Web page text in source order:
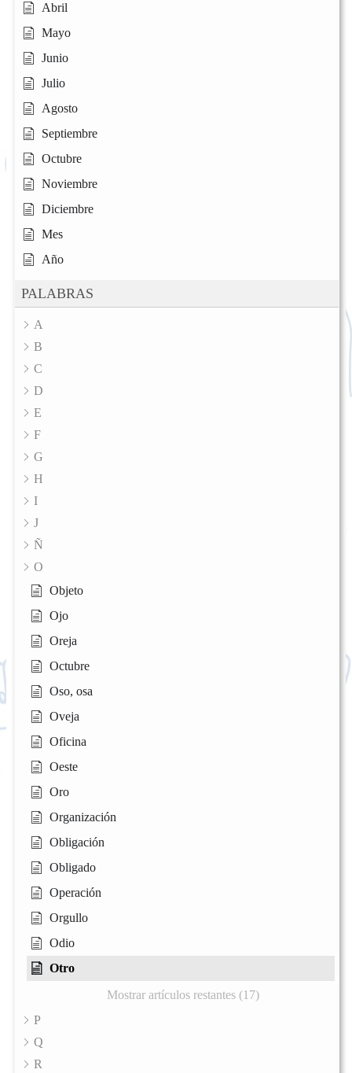
Abril
Mayo
Junio
Julio
Agosto
Septiembre
Octubre
Noviembre
Diciembre
Mes
Año
PALABRAS
A
B
C
D
E
F
G
H
I
J
Ñ
O
Objeto
Ojo
Oreja
Octubre
Oso, osa
Oveja
Oficina
Oeste
Oro
Organización
Obligación
Obligado
Operación
Orgullo
Odio
Otro
Mostrar artículos restantes (17)
P
Q
R